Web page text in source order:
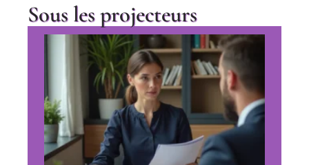
Sous les projecteurs